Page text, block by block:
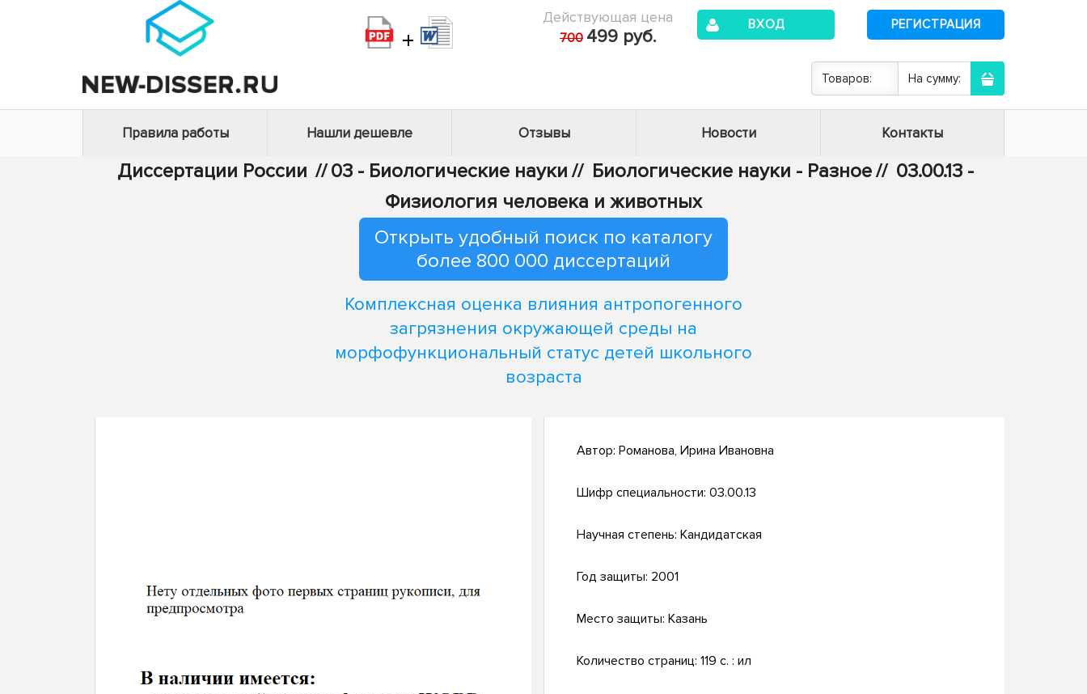
+
Действующая цена
700 499 руб.
ВХОД РЕГИСТРАЦИЯ
Товаров: На сумму:
Правила работы Нашли дешевле Отзывы Новости Контакты
Диссертации России // 03 - Биологические науки // Биологические науки - Разное// 03.00.13 -
Физиология человека и животных
Открыть удобный поиск по каталогу
более 800 000 диссертаций
Комплексная оценка влияния антропогенного
загрязнения окружающей среды на
морфофункциональный статус детей школьного
возраста
Автор: Романова, Ирина Ивановна
Шифр специальности: 03.00.13
Научная степень: Кандидатская
Год защиты: 2001
Место защиты: Казань
Количество страниц: 119 с. : ил